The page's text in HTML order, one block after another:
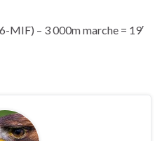
MIF) – 3 000m marche = 19′